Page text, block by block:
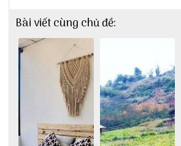
Bài viết cùng chủ đề: